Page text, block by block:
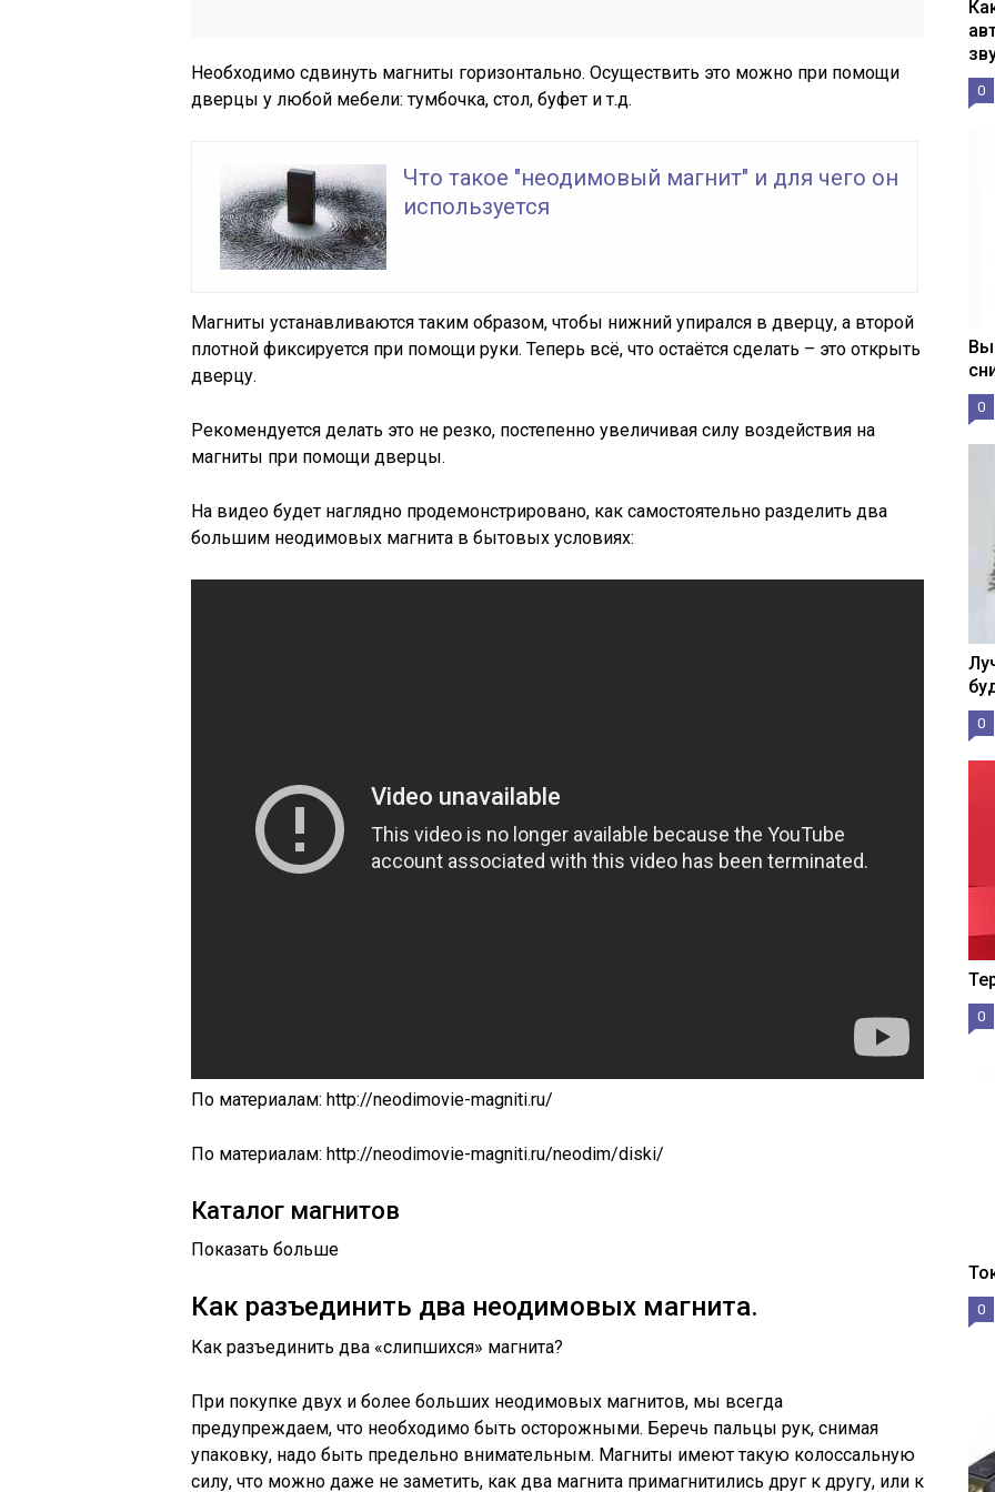
Необходимо сдвинуть магниты горизонтально. Осуществить это можно при помощи
дверцы у любой мебели: тумбочка, стол, буфет и т.д.
Что такое "неодимовый магнит" и для чего он
используется
Магниты устанавливаются таким образом, чтобы нижний упирался в дверцу, а второй
плотной фиксируется при помощи руки. Теперь всё, что остаётся сделать – это открыть
дверцу.
Рекомендуется делать это не резко, постепенно увеличивая силу воздействия на
магниты при помощи дверцы.
На видео будет наглядно продемонстрировано, как самостоятельно разделить два
большим неодимовых магнита в бытовых условиях:
По материалам: http://neodimovie-magniti.ru/
По материалам: http://neodimovie-magniti.ru/neodim/diski/
Каталог магнитов
Показать больше
Как разъединить два неодимовых магнита.
Как разъединить два «слипшихся» магнита?
При покупке двух и более больших неодимовых магнитов, мы всегда
предупреждаем, что необходимо быть осторожными. Беречь пальцы рук, снимая
упаковку, надо быть предельно внимательным. Магниты имеют такую колоссальную
силу, что можно даже не заметить, как два магнита примагнитились друг к другу, или к
0
0
0
0
0